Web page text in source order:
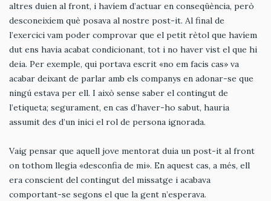
altres duien al front, i havíem d’actuar en conseqüència, però
desconeixíem què posava al nostre post-it. Al final de
l’exercici vam poder comprovar que el petit rètol que havíem
dut ens havia acabat condicionant, tot i no haver vist el que hi
deia. Per exemple, qui portava escrit «no em facis cas» va
acabar deixant de parlar amb els companys en adonar-se que
ningú estava per ell. I això sense saber el contingut de
l’etiqueta; segurament, en cas d’haver-ho sabut, hauria
assumit des d’un inici el rol de persona ignorada.
Vaig pensar que aquell jove mentorat duia un post-it al front
on tothom llegia «desconfia de mi». En aquest cas, a més, ell
era conscient del contingut del missatge i acabava
comportant-se segons el que la gent n’esperava.